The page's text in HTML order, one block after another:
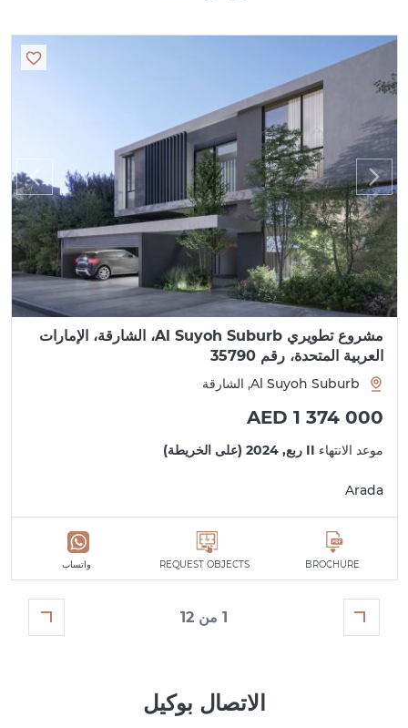
مشروع تطويري Al Suyoh Suburb، الشارقة، الإمارات
العربية المتحدة، رقم 35790
Al Suyoh Suburb, الشارقة
AED 1 374 000
موعد الانتهاء II ربع, 2024 (على الخريطة)
Arada
BROCHURE
REQUEST OBJECTS واتساب
1 من 12
الاتصال بوكيل